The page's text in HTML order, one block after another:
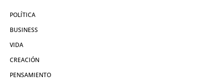
POLÍTICA
BUSINESS
VIDA
CREACIÓN
PENSAMIENTO